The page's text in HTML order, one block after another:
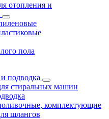
отопления и
пола
подводка
стиральных машин
комплектующие
шлангов